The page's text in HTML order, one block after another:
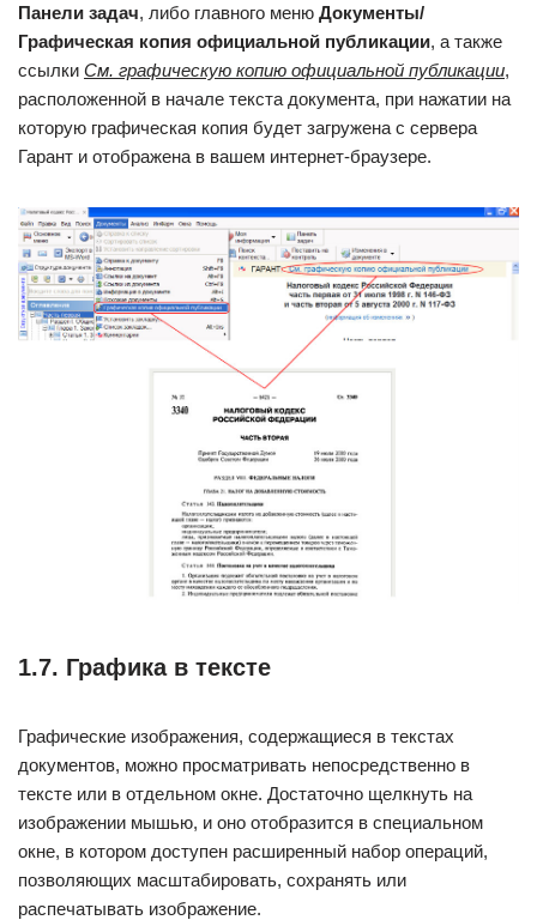
Панели задач, либо главного меню Документы/
Графическая копия официальной публикации, а также
ссылки См. графическую копию официальной публикации,
расположенной в начале текста документа, при нажатии на
которую графическая копия будет загружена с сервера
Гарант и отображена в вашем интернет-браузере.
1.7. Графика в тексте
Графические изображения, содержащиеся в текстах
документов, можно просматривать непосредственно в
тексте или в отдельном окне. Достаточно щелкнуть на
изображении мышью, и оно отобразится в специальном
окне, в котором доступен расширенный набор операций,
позволяющих масштабировать, сохранять или
распечатывать изображение.